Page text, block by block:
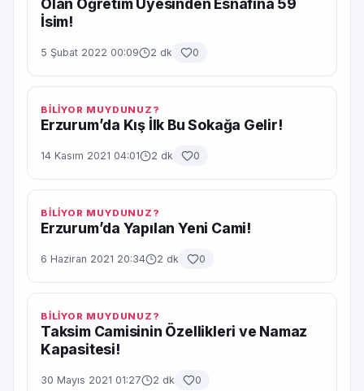
Olan Öğretim Üyesinden Esnafına 59
İsim!
5 Şubat 2022 00:09 2 dk 0
BİLİYOR MUYDUNUZ?
Erzurum’da Kış İlk Bu Sokağa Gelir!
14 Kasım 2021 04:01 2 dk 0
BİLİYOR MUYDUNUZ?
Erzurum’da Yapılan Yeni Cami!
6 Haziran 2021 20:34 2 dk 0
BİLİYOR MUYDUNUZ?
Taksim Camisinin Özellikleri ve Namaz
Kapasitesi!
30 Mayıs 2021 01:27 2 dk 0